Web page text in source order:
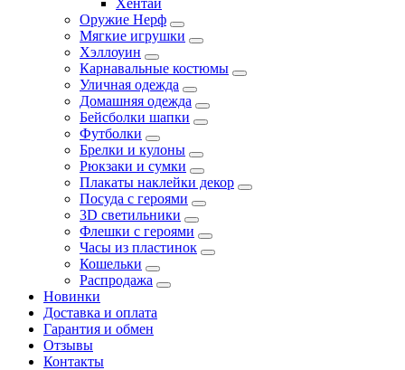
Оружие Нерф
Мягкие игрушки
Хэллоуин
Карнавальные костюмы
Уличная одежда
Домашняя одежда
Бейсболки шапки
Футболки
Брелки и кулоны
Рюкзаки и сумки
Плакаты наклейки декор
Посуда с героями
3D светильники
Флешки с героями
Часы из пластинок
Кошельки
Распродажа
Новинки
Доставка и оплата
Гарантия и обмен
Отзывы
Контакты